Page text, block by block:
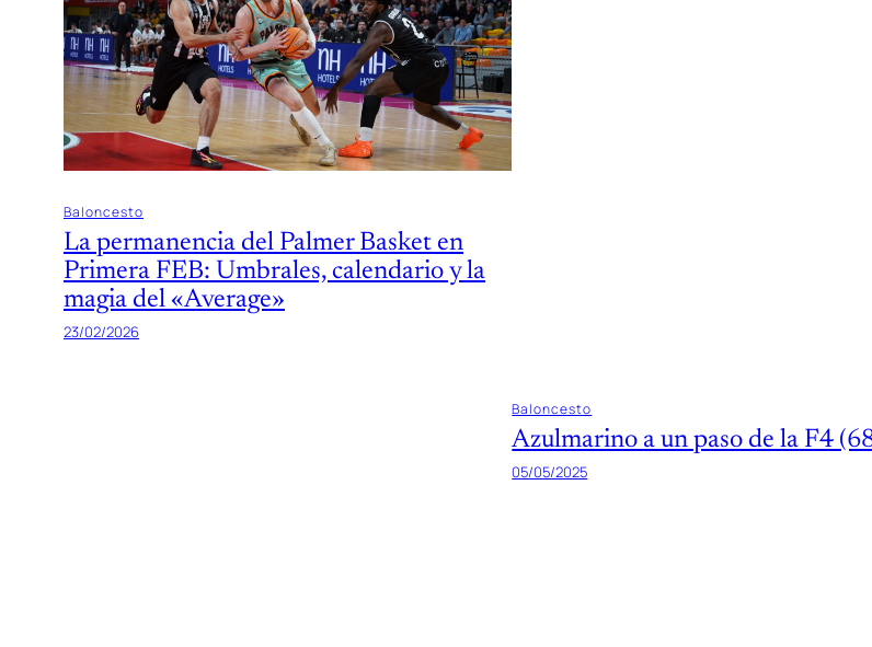
Baloncesto
La permanencia del Palmer Basket en
Primera FEB: Umbrales, calendario y la
magia del «Average»
23/02/2026
Baloncesto
Azulmarino a un paso de la F4
05/05/2025